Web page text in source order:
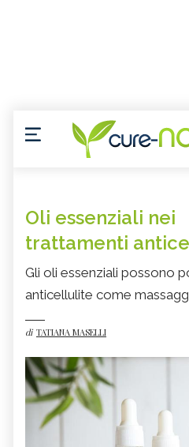
Oli essenziali nei
trattamenti
Gli oli essenziali possono
anticellulite come
di TATIANA MASELLI